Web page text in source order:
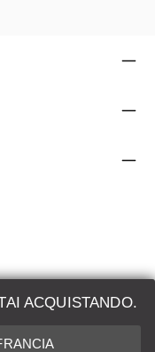
ACQUISTANDO.